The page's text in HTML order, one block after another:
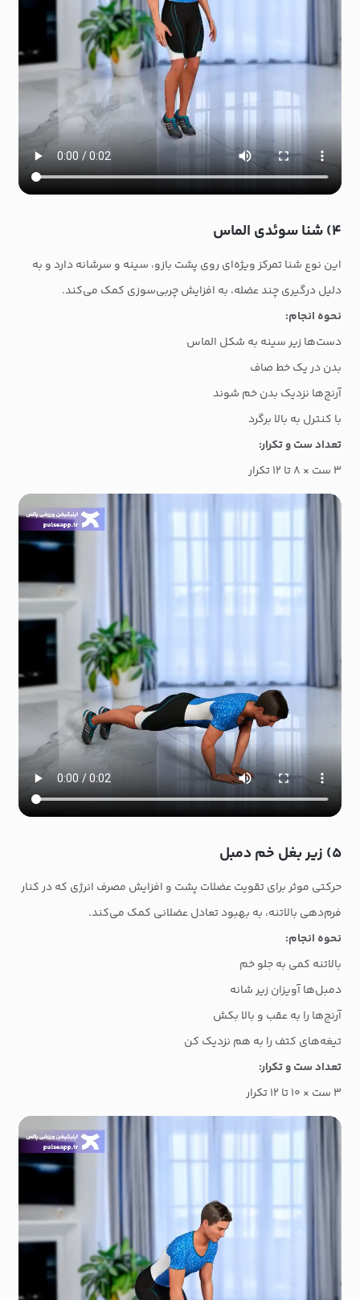
۴) شنا سوئدی الماس
این نوع شنا تمرکز ویژه‌ای روی پشت بازو، سینه و سرشانه دارد و به
دلیل درگیری چند عضله، به افزایش چربی‌سوزی کمک می‌کند.
نحوه انجام:
دست‌ها زیر سینه به شکل الماس
بدن در یک خط صاف
آرنج‌ها نزدیک بدن خم شوند
با کنترل به بالا برگرد
تعداد ست و تکرار:
۳ ست × ۸ تا ۱۲ تکرار
۵) زیر بغل خم دمبل
حرکتی موثر برای تقویت عضلات پشت و افزایش مصرف انرژی که در کنار
فرم‌دهی بالاتنه، به بهبود تعادل عضلانی کمک می‌کند.
نحوه انجام:
بالاتنه کمی به جلو خم
دمبل‌ها آویزان زیر شانه
آرنج‌ها را به عقب و بالا بکش
تیغه‌های کتف را به هم نزدیک کن
تعداد ست و تکرار:
۳ ست × ۱۰ تا ۱۲ تکرار